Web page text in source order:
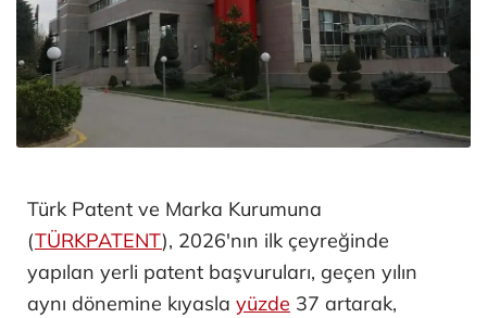
Türk Patent ve Marka Kurumuna
(TÜRKPATENT), 2026'nın ilk çeyreğinde
yapılan yerli patent başvuruları, geçen yılın
aynı dönemine kıyasla yüzde 37 artarak,